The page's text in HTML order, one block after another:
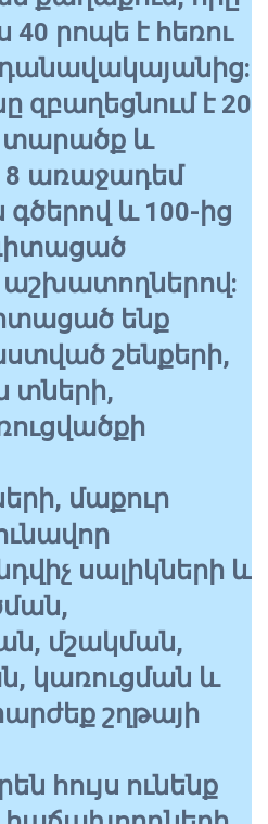
րոպե է հեռու
զբաղեցնում է 20
տարածք և
առաջադեմ
և 100-ից
ենք
շենքերի,
տների,
մաքուր
սալիկների և
մշակման,
կառուցման և
շղթայի
հույս ունենք